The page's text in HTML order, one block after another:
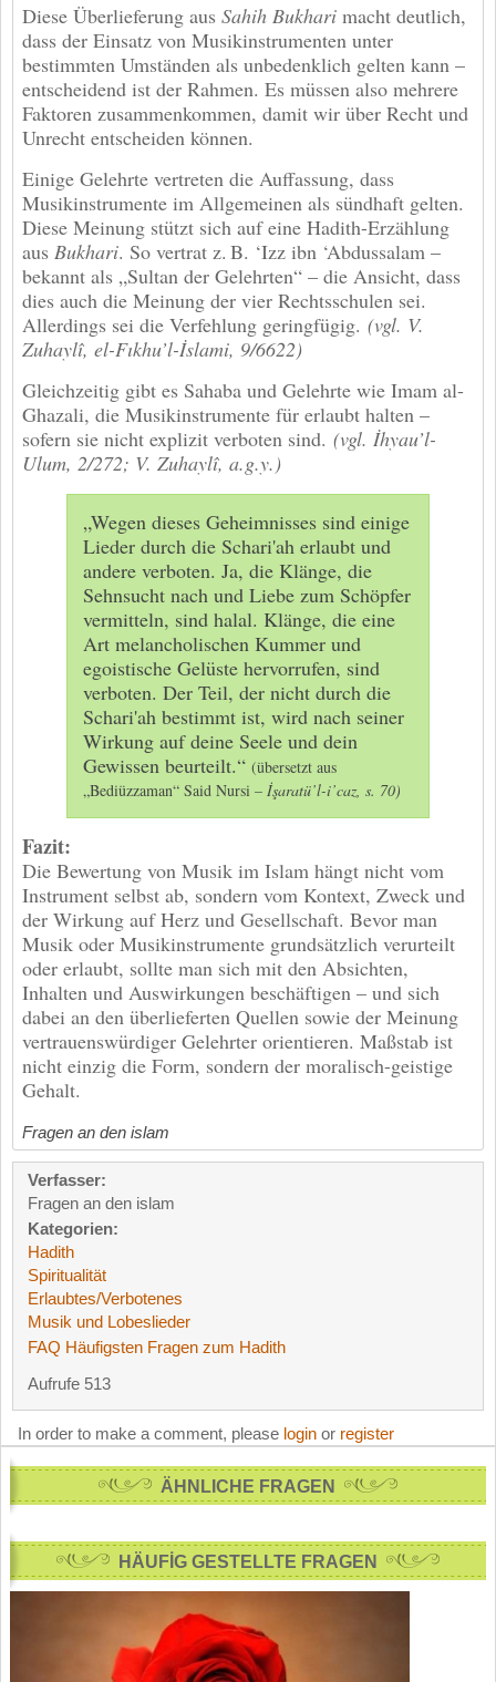
Diese Überlieferung aus Sahih Bukhari macht deutlich,
dass der Einsatz von Musikinstrumenten unter
bestimmten Umständen als unbedenklich gelten kann –
entscheidend ist der Rahmen. Es müssen also mehrere
Faktoren zusammenkommen, damit wir über Recht und
Unrecht entscheiden können.
Einige Gelehrte vertreten die Auffassung, dass
Musikinstrumente im Allgemeinen als sündhaft gelten.
Diese Meinung stützt sich auf eine Hadith-Erzählung
aus Bukhari. So vertrat z. B. ‘Izz ibn ‘Abdussalam –
bekannt als „Sultan der Gelehrten“ – die Ansicht, dass
dies auch die Meinung der vier Rechtsschulen sei.
Allerdings sei die Verfehlung geringfügig. (vgl. V.
Zuhaylî, el-Fıkhu’l-İslami, 9/6622)
Gleichzeitig gibt es Sahaba und Gelehrte wie Imam al-
Ghazali, die Musikinstrumente für erlaubt halten –
sofern sie nicht explizit verboten sind. (vgl. İhyau’l-
Ulum, 2/272; V. Zuhaylî, a.g.y.)
„Wegen dieses Geheimnisses sind einige
Lieder durch die Schari'ah erlaubt und
andere verboten. Ja, die Klänge, die
Sehnsucht nach und Liebe zum Schöpfer
vermitteln, sind halal. Klänge, die eine
Art melancholischen Kummer und
egoistische Gelüste hervorrufen, sind
verboten. Der Teil, der nicht durch die
Schari'ah bestimmt ist, wird nach seiner
Wirkung auf deine Seele und dein
Gewissen beurteilt.“ (übersetzt aus
„Bediüzzaman“ Said Nursi – İşaratü’l-i’caz, s. 70)
Fazit:
Die Bewertung von Musik im Islam hängt nicht vom
Instrument selbst ab, sondern vom Kontext, Zweck und
der Wirkung auf Herz und Gesellschaft. Bevor man
Musik oder Musikinstrumente grundsätzlich verurteilt
oder erlaubt, sollte man sich mit den Absichten,
Inhalten und Auswirkungen beschäftigen – und sich
dabei an den überlieferten Quellen sowie der Meinung
vertrauenswürdiger Gelehrter orientieren. Maßstab ist
nicht einzig die Form, sondern der moralisch-geistige
Gehalt.
Fragen an den islam
Verfasser:
Fragen an den islam
Kategorien:
Hadith
Spiritualität
Erlaubtes/Verbotenes
Musik und Lobeslieder
FAQ Häufigsten Fragen zum Hadith
Aufrufe 513
In order to make a comment, please login or register
ÄHNLICHE FRAGEN
HÄUFİG GESTELLTE FRAGEN